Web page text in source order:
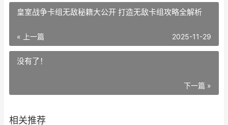
皇室战争卡组无敌秘籍大公开 打造无敌卡组攻略全解析
« 上一篇 2025-11-29
没有了！
下一篇 »
相关推荐